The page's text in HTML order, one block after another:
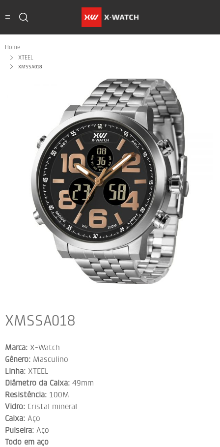
Home
XTEEL
XMSSA018
XMSSA018
Marca: X-Watch
Gênero: Masculino
Linha: XTEEL
Diâmetro da Caixa: 49mm
Resistência: 100M
Vidro: Cristal mineral
Caixa: Aço
Pulseira: Aço
Todo em aço